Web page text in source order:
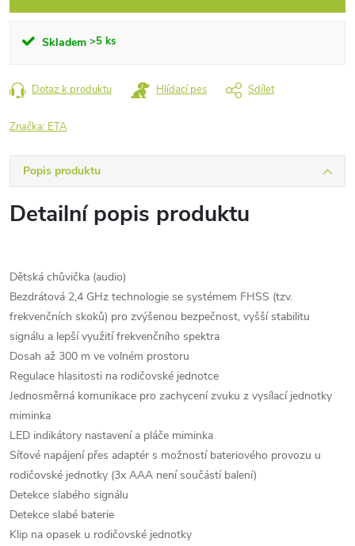
Skladem >5 ks
Dotaz k produktu Hlídací pes Sdílet
Značka: ETA
Popis produktu
Detailní popis produktu
Dětská chůvička (audio)
Bezdrátová 2,4 GHz technologie se systémem FHSS (tzv.
frekvenčních skoků) pro zvýšenou bezpečnost, vyšší stabilitu
signálu a lepší využití frekvenčního spektra
Dosah až 300 m ve volném prostoru
Regulace hlasitosti na rodičovské jednotce
Jednosměrná komunikace pro zachycení zvuku z vysílací jednotky
miminka
LED indikátory nastavení a pláče miminka
Síťové napájení přes adaptér s možností bateriového provozu u
rodičovské jednotky (3x AAA není součástí balení)
Detekce slabého signálu
Detekce slabé baterie
Klip na opasek u rodičovské jednotky